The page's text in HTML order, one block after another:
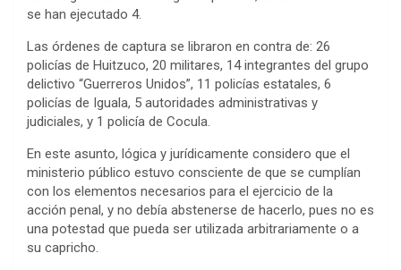
se han ejecutado 4.
Las órdenes de captura se libraron en contra de: 26
policías de Huitzuco, 20 militares, 14 integrantes del grupo
delictivo “Guerreros Unidos”, 11 policías estatales, 6
policías de Iguala, 5 autoridades administrativas y
judiciales, y 1 policía de Cocula.
En este asunto, lógica y jurídicamente considero que el
ministerio público estuvo consciente de que se cumplían
con los elementos necesarios para el ejercicio de la
acción penal, y no debía abstenerse de hacerlo, pues no es
una potestad que pueda ser utilizada arbitrariamente o a
su capricho.